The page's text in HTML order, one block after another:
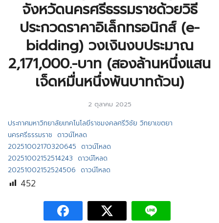
จังหวัดนครศรีธรรมราชด้วยวิธี
ประกวดราคาอิเล็กทรอนิกส์ (e-
bidding) วงเงินงบประมาณ
2,171,000.-บาท (สองล้านหนึ่งแสน
เจ็ดหมื่นหนึ่งพันบาทถ้วน)
2 ตุลาคม 2025
ประกาศมหาวิทยาลัยเทคโนโลยีราชมงคลศรีวิชัย วิทยาเขตยา
นครศรีธรรมราช ดาวน์โหลด
20251002170320645 ดาวน์โหลด
20251002152514243 ดาวน์โหลด
20251002152524506 ดาวน์โหลด
452